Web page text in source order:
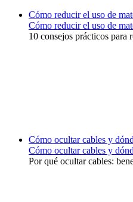
Cómo reducir el uso de
Cómo reducir el uso de
10 consejos prácticos para
Cómo ocultar cables y
Cómo ocultar cables y
Por qué ocultar cables: